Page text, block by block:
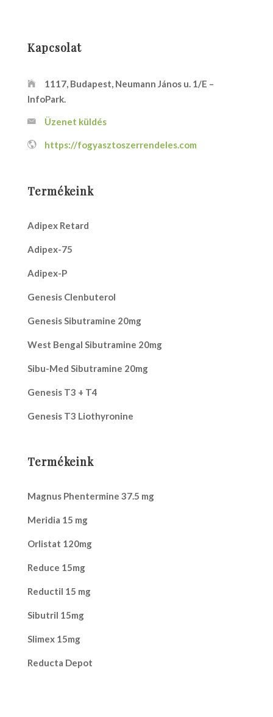
Kapcsolat
1117, Budapest, Neumann János u. 1/E –
InfoPark.
Üzenet küldés
https://fogyasztoszerrendeles.com
Termékeink
Adipex Retard
Adipex-75
Adipex-P
Genesis Clenbuterol
Genesis Sibutramine 20mg
West Bengal Sibutramine 20mg
Sibu-Med Sibutramine 20mg
Genesis T3 + T4
Genesis T3 Liothyronine
Termékeink
Magnus Phentermine 37.5 mg
Meridia 15 mg
Orlistat 120mg
Reduce 15mg
Reductil 15 mg
Sibutril 15mg
Slimex 15mg
Reducta Depot